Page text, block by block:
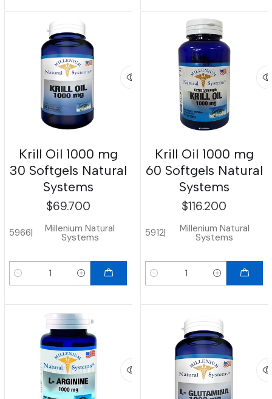
Krill Oil 1000 mg
30 Softgels Natural
Systems
$69.700
5966| Millenium Natural
Systems
Cantidad
Krill Oil 1000 mg
60 Softgels Natural
Systems
$116.200
5912| Millenium Natural
Systems
Cantidad